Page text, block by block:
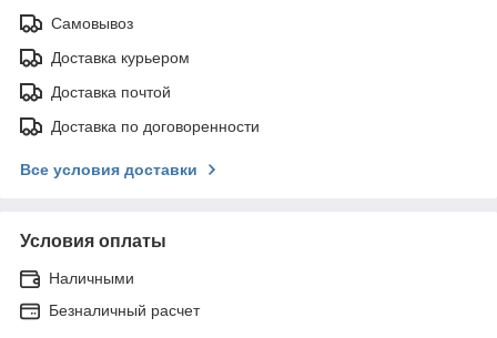
Самовывоз
Доставка курьером
Доставка почтой
Доставка по договоренности
Все условия доставки
Условия оплаты
Наличными
Безналичный расчет